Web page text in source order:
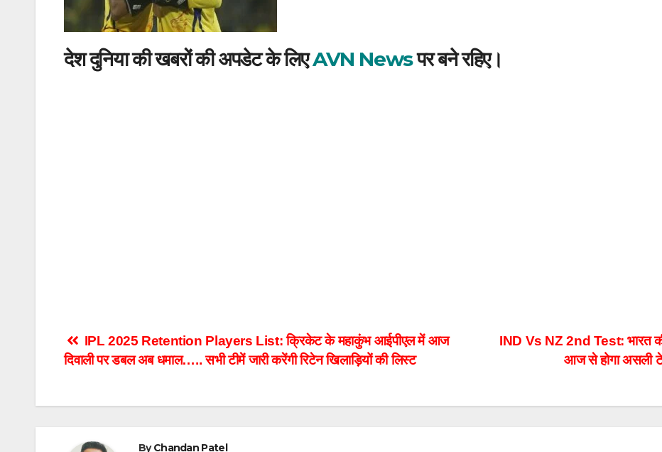
देश दुनिया की खबरों की अपडेट के लिएAVN Newsपर बने रहिए।
Post
navigation
IND Vs NZ 2nd Test: भारत
आज से होगा असली
IPL 2025 Retention Players List: क्रिकेट के महाकुंभ आईपीएल में आज
दिवाली पर डबल अब धमाल….. सभी टीमें जारी करेंगी रिटेन खिलाड़ियों की लिस्ट
ByChandan Patel